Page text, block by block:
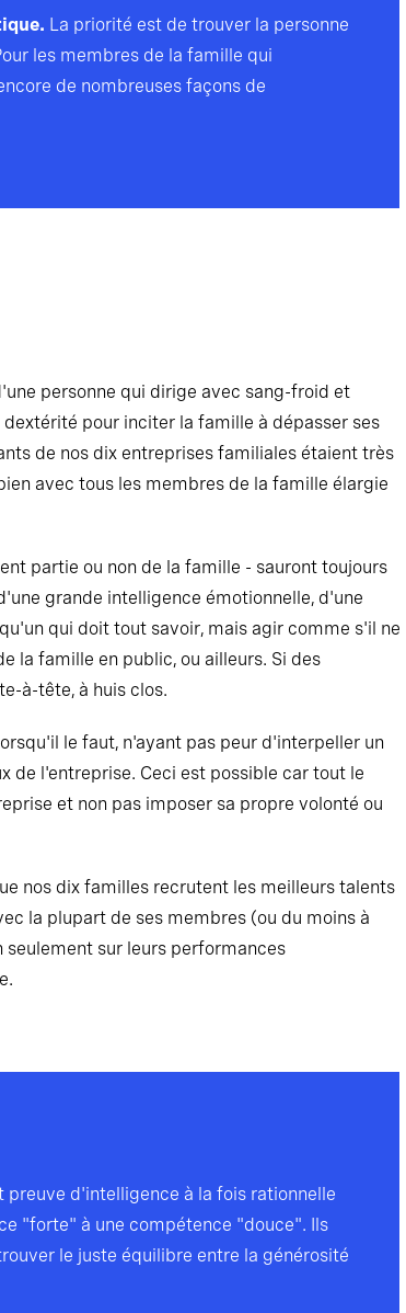
La priorité est de trouver la personne
les membres de la famille qui
de nombreuses façons de
personne qui dirige avec sang-froid et
pour inciter la famille à dépasser ses
de nos dix entreprises familiales étaient très
avec tous les membres de la famille élargie
partie ou non de la famille - sauront toujours
grande intelligence émotionnelle, d'une
qui doit tout savoir, mais agir comme s'il ne
la famille en public, ou ailleurs. Si des
à-tête, à huis clos.
le faut, n'ayant pas peur d'interpeller un
de l'entreprise. Ceci est possible car tout le
et non pas imposer sa propre volonté ou
nos dix familles recrutent les meilleurs talents
la plupart de ses membres (ou du moins à
sur leurs performances
d'intelligence à la fois rationnelle
"forte" à une compétence "douce". Ils
le juste équilibre entre la générosité